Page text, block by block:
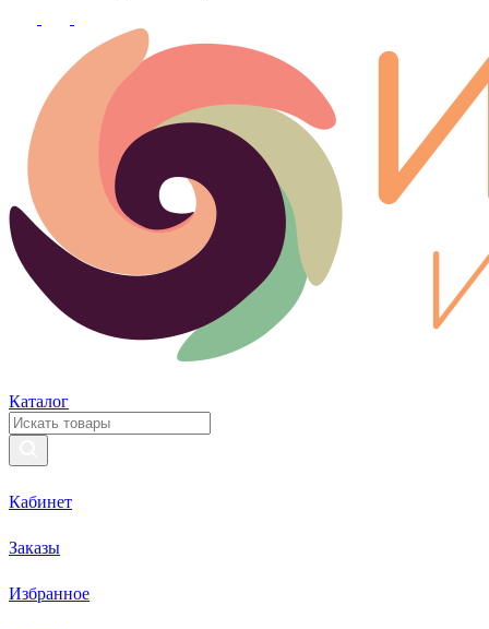
Каталог
Кабинет
Заказы
Избранное